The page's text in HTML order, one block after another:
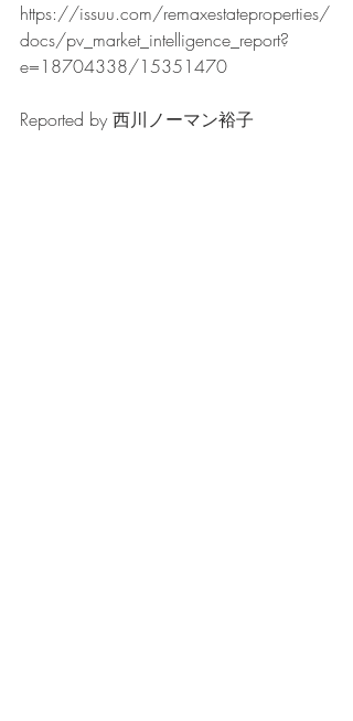
https://issuu.com/remaxestateproperties/
docs/pv_market_intelligence_report?
e=18704338/15351470
Reported by 西川ノーマン裕子